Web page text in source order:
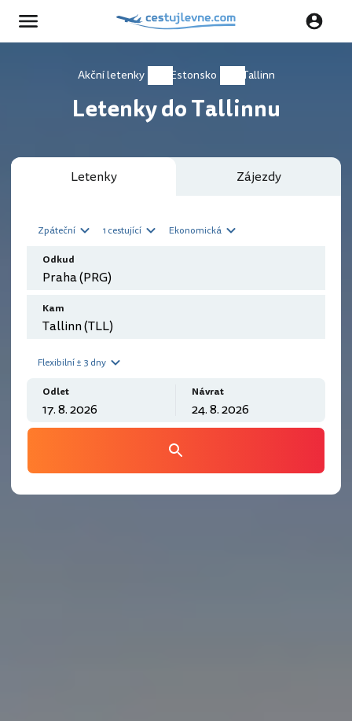
Akční letenky Estonsko Tallinn
Letenky do Tallinnu
Letenky Zájezdy
Zpáteční 1 cestující Ekonomická
Odkud
Kam
Flexibilní ± 3 dny
Odlet Návrat